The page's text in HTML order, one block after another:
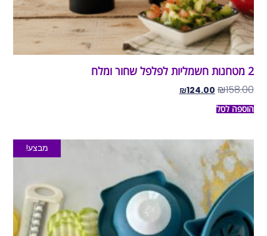
2 מטחנות חשמליות לפלפל שחור ומלח
₪158.00
₪124.00
הוספה לסל
מבצע!